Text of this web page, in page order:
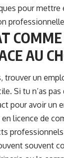
pour
AU
un
Si tu n’as
pour avoir un
licence de
souvent